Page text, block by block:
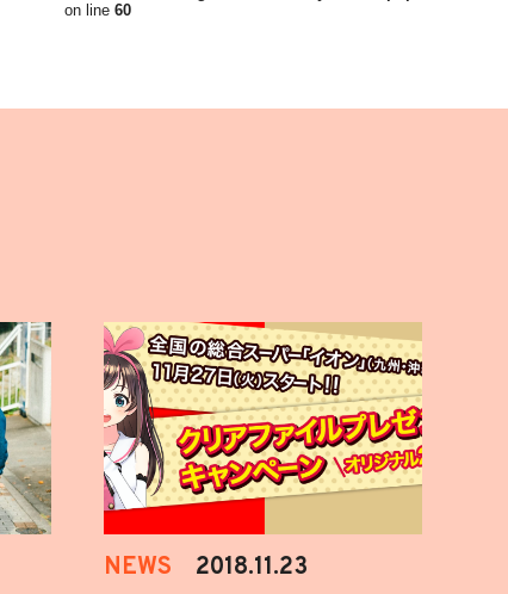
on line 60
NEWS 2018.11.23